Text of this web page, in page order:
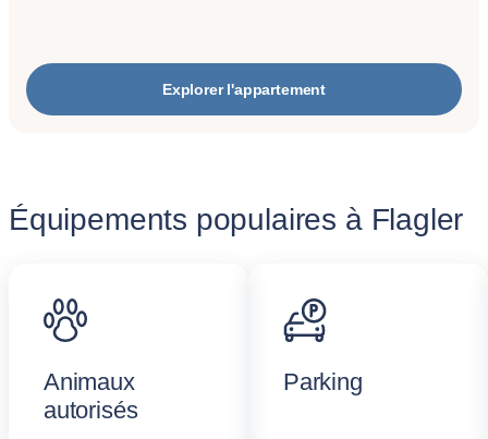
Explorer l'appartement
Équipements populaires à Flagler
Animaux
autorisés
Parking